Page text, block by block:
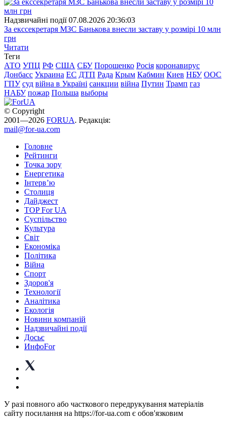
Надзвичайні події 07.08.2026 20:36:03
За екссекретаря МЗС Банькова внесли заставу у розмірі 10 млн
грн
Читати
Теги
АТО УПЦ РФ США СБУ Порошенко Росія коронавирус
Донбасс Украина ЕС ДТП Рада Крым Кабмин Киев НБУ ООС
ГПУ суд війна в Україні санкции війна Путин Трамп газ
НАБУ пожар Польша выборы
© Copyright
2001—2026 FORUA. Редакція:
mail@for-ua.com
Головне
Рейтинги
Точка зору
Енергетика
Інтерв’ю
Столиця
Дайджест
TOP For UA
Суспiльство
Культура
Світ
Економіка
Політика
Війна
Спорт
Здоров'я
Технології
Аналітика
Екологія
Новини компаній
Надзвичайні події
Досьє
ИнфоFor
У разі повного або часткового передрукування матеріалів
сайту посилання на https://for-ua.com є обов'язковим